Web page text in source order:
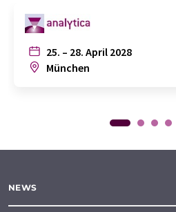
25. – 28. April 2028
München
NEWS